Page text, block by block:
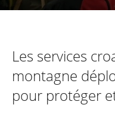
Les services
montagne
pour protéger